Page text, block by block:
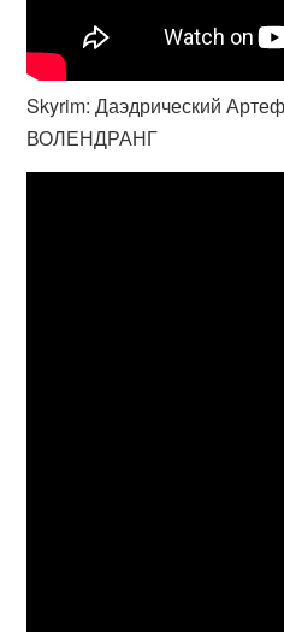
Skyrim: Даэдрический
ВОЛЕНДРАНГ